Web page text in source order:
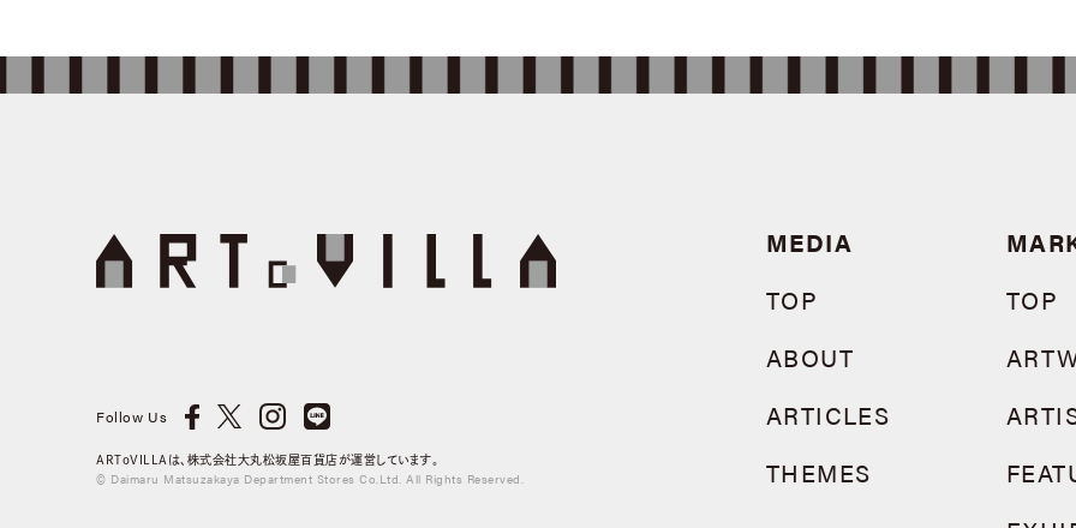
MEDIA
TOP
ABOUT
ARTICLES
THEMES
TOP
Follow Us
ARToVILLAは、株式会社大丸松坂屋百貨店が運営しています。
© Daimaru Matsuzakaya Department Stores Co.Ltd. All Rights Reserved.